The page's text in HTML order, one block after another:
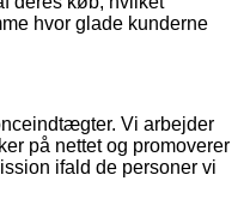
hvor glade kunderne
Vi arbejder
på nettet og promoverer
ifald de personer vi